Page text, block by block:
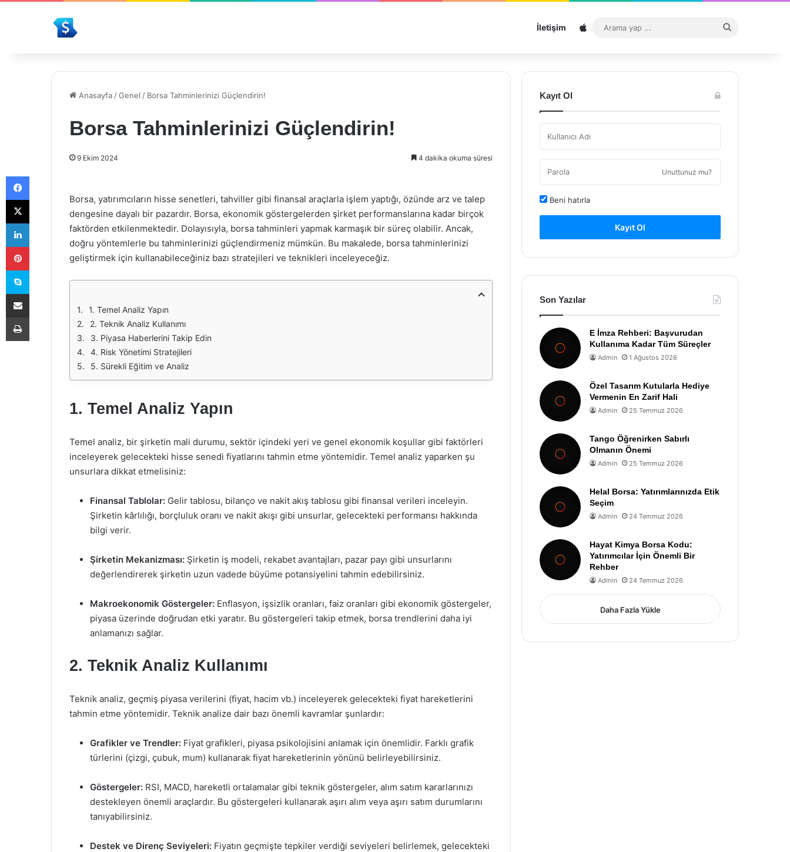
İletişim Sitemap
...
Anasayfa /Genel / Borsa Tahminlerinizi Güçlendirin!
Borsa Tahminlerinizi Güçlendirin!
9 Ekim 2024 4 dakika okuma süresi
Borsa, yatırımcıların hisse senetleri, tahviller gibi finansal araçlarla işlem yaptığı, özünde arz ve talep
dengesine dayalı bir pazardır. Borsa, ekonomik göstergelerden şirket performanslarına kadar birçok
faktörden etkilenmektedir. Dolayısıyla, borsa tahminleri yapmak karmaşık bir süreç olabilir. Ancak,
doğru yöntemlerle bu tahminlerinizi güçlendirmeniz mümkün. Bu makalede, borsa tahminlerinizi
geliştirmek için kullanabileceğiniz bazı stratejileri ve teknikleri inceleyeceğiz.
1. Temel Analiz Yapın
2. Teknik Analiz Kullanımı
3. Piyasa Haberlerini Takip Edin
4. Risk Yönetimi Stratejileri
5. Sürekli Eğitim ve Analiz
1. Temel Analiz Yapın
Temel analiz, bir şirketin mali durumu, sektör içindeki yeri ve genel ekonomik koşullar gibi faktörleri
inceleyerek gelecekteki hisse senedi fiyatlarını tahmin etme yöntemidir. Temel analiz yaparken şu
unsurlara dikkat etmelisiniz:
Finansal Tablolar: Gelir tablosu, bilanço ve nakit akış tablosu gibi finansal verileri inceleyin.
Şirketin kârlılığı, borçluluk oranı ve nakit akışı gibi unsurlar, gelecekteki performansı hakkında
bilgi verir.
Şirketin Mekanizması: Şirketin iş modeli, rekabet avantajları, pazar payı gibi unsurlarını
değerlendirerek şirketin uzun vadede büyüme potansiyelini tahmin edebilirsiniz.
Makroekonomik Göstergeler: Enflasyon, işsizlik oranları, faiz oranları gibi ekonomik göstergeler,
piyasa üzerinde doğrudan etki yaratır. Bu göstergeleri takip etmek, borsa trendlerini daha iyi
anlamanızı sağlar.
2. Teknik Analiz Kullanımı
Teknik analiz, geçmiş piyasa verilerini (fiyat, hacim vb.) inceleyerek gelecekteki fiyat hareketlerini
tahmin etme yöntemidir. Teknik analize dair bazı önemli kavramlar şunlardır:
Grafikler ve Trendler: Fiyat grafikleri, piyasa psikolojisini anlamak için önemlidir. Farklı grafik
türlerini (çizgi, çubuk, mum) kullanarak fiyat hareketlerinin yönünü belirleyebilirsiniz.
Göstergeler: RSI, MACD, hareketli ortalamalar gibi teknik göstergeler, alım satım kararlarınızı
destekleyen önemli araçlardır. Bu göstergeleri kullanarak aşırı alım veya aşırı satım durumlarını
tanıyabilirsiniz.
Destek ve Direnç Seviyeleri: Fiyatın geçmişte tepkiler verdiği seviyeleri belirlemek, gelecekteki
Kayıt Ol
Unuttunuz mu?
Beni hatırla
Kayıt Ol
Son Yazılar
E İmza Rehberi: Başvurudan
Kullanıma Kadar Tüm Süreçler
Admin 1 Ağustos 2026
Özel Tasarım Kutularla Hediye
Vermenin En Zarif Hali
Admin 25 Temmuz 2026
Tango Öğrenirken Sabırlı
Olmanın Önemi
Admin 25 Temmuz 2026
Helal Borsa: Yatırımlarınızda Etik
Seçim
Admin 24 Temmuz 2026
Hayat Kimya Borsa Kodu:
Yatırımcılar İçin Önemli Bir
Rehber
Admin 24 Temmuz 2026
Daha Fazla Yükle
Facebook
X
LinkedIn
Pinterest
Skype
E-Posta ile paylaş